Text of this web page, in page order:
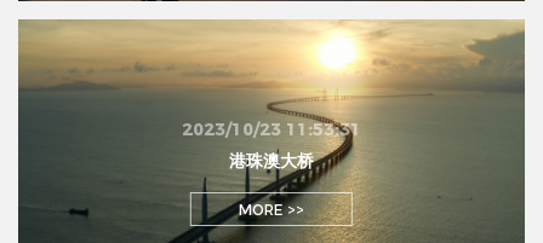
2023/10/23 11:53:31
港珠澳大桥
MORE >>